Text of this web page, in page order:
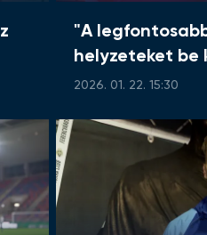
"A
helyzeteket be
2026. 01. 22. 15:30